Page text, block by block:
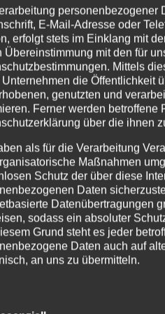
unseres Zusammenlebens.
Überzeugungen ist das
Geschichte und seine
Rolle in unserer
und kulturellen
fruchtbar macht.
wir betonen, dass die
oder
in der wir uns
die uns
vereint sind,
und frohe
für uns alle von Verständnis,
personenbezogener
E-Mail-Adresse oder
erfolgt stets im Einklang mit
Übereinstimmung mit den für
Mittels
Unternehmen die Öffentlichkeit
genutzten und
Ferner werden betroffene
über die ihnen
als für die Verarbeitung
Maßnahmen
Schutz der über diese
Daten
Datenübertragungen
sodass ein absoluter
Grund steht es jeder
Daten auch auf
an uns zu übermitteln.